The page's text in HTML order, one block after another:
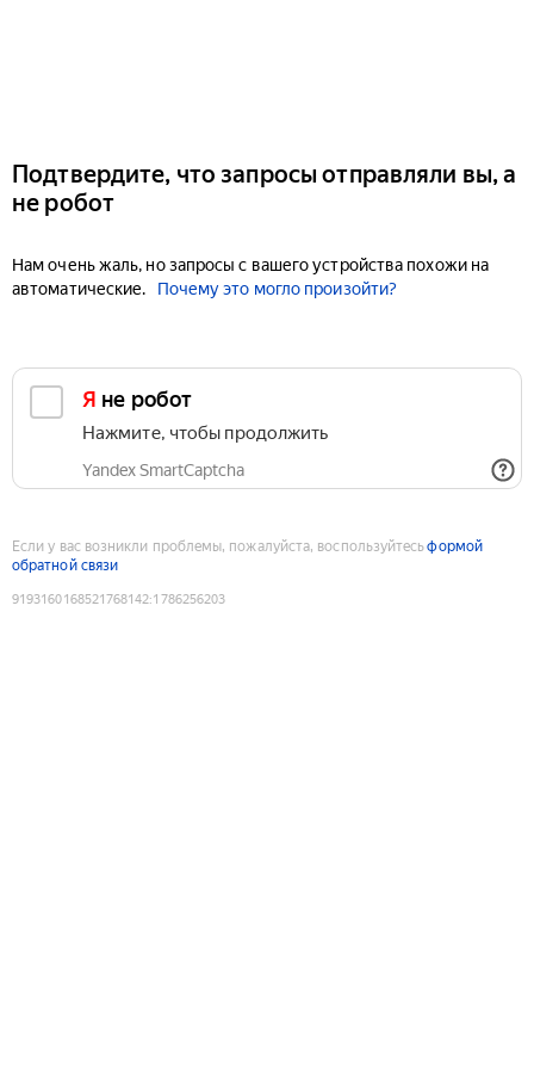
Подтвердите, что запросы отправляли вы, а
не робот
Нам очень жаль, но запросы с вашего устройства похожи на
автоматические.
Почему это могло произойти?
Я не робот
Нажмите, чтобы продолжить
Yandex SmartCaptcha
Если у вас возникли проблемы, пожалуйста, воспользуйтесьформой
обратной связи
9193160168521768142:1786256203